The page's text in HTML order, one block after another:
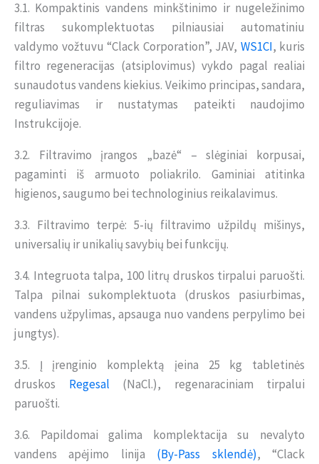
3.1. Kompaktinis vandens minkštinimo ir nugeležinimo
filtras sukomplektuotas pilniausiai automatiniu
valdymo vožtuvu “Clack Corporation”, JAV, WS1CI, kuris
filtro regeneracijas (atsiplovimus) vykdo pagal realiai
sunaudotus vandens kiekius. Veikimo principas, sandara,
reguliavimas ir nustatymas pateikti naudojimo
Instrukcijoje.
3.2. Filtravimo įrangos „bazė“ – slėginiai korpusai,
pagaminti iš armuoto poliakrilo. Gaminiai atitinka
higienos, saugumo bei technologinius reikalavimus.
3.3. Filtravimo terpė: 5-ių filtravimo užpildų mišinys,
universalių ir unikalių savybių bei funkcijų.
3.4. Integruota talpa, 100 litrų druskos tirpalui paruošti.
Talpa pilnai sukomplektuota (druskos pasiurbimas,
vandens užpylimas, apsauga nuo vandens perpylimo bei
jungtys).
3.5. Į įrenginio komplektą įeina 25 kg tabletinės
druskos Regesal (NaCl.), regenaraciniam tirpalui
paruošti.
3.6. Papildomai galima komplektacija su nevalyto
vandens apėjimo linija (By-Pass sklendė), “Clack